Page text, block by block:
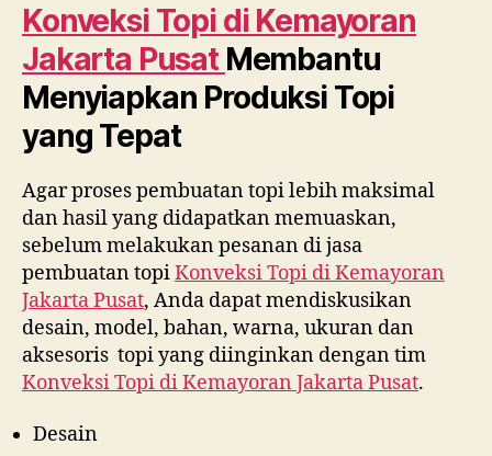
Konveksi Topi di Kemayoran
Jakarta Pusat Membantu
Menyiapkan Produksi Topi
yang Tepat
Agar proses pembuatan topi lebih maksimal
dan hasil yang didapatkan memuaskan,
sebelum melakukan pesanan di jasa
pembuatan topiKonveksi Topi diKemayoran
Jakarta Pusat, Anda dapat mendiskusikan
desain, model, bahan, warna, ukuran dan
aksesoris topi yang diinginkan dengan tim
Konveksi Topi diKemayoran Jakarta Pusat.
Desain